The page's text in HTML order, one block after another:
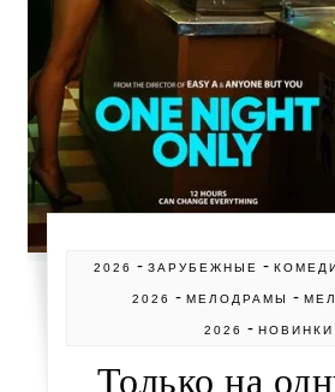
2026 -ЗАРУБЕЖНЫЕ -
2026 - МЕЛОДРАМЫ -
2026 - НОВИНКИ
Только на